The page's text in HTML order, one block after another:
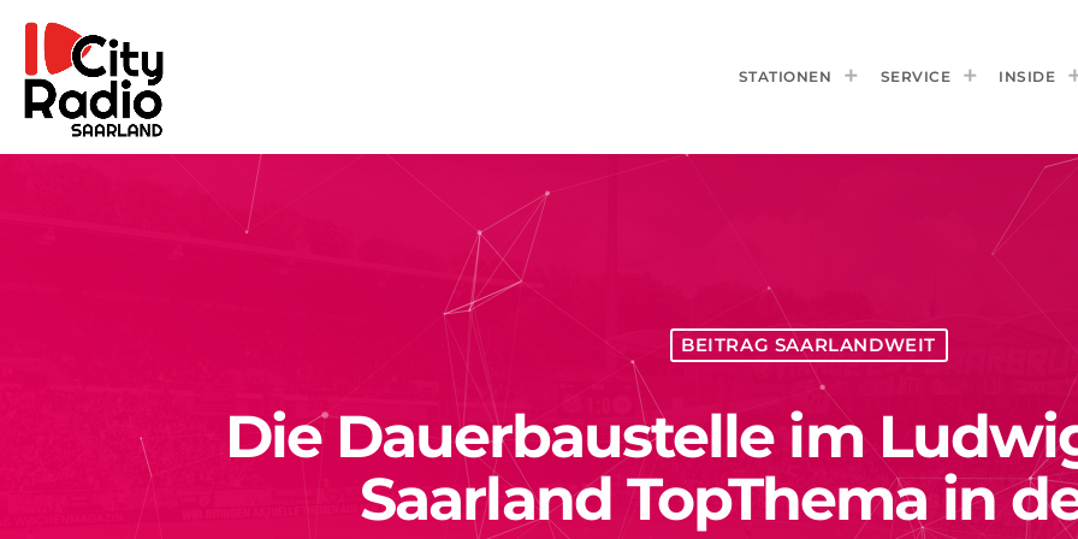
STATIONEN SERVICE INSIDE
BEITRAG SAARLANDWEIT
Die Dauerbaustelle im
Saarland TopThema in